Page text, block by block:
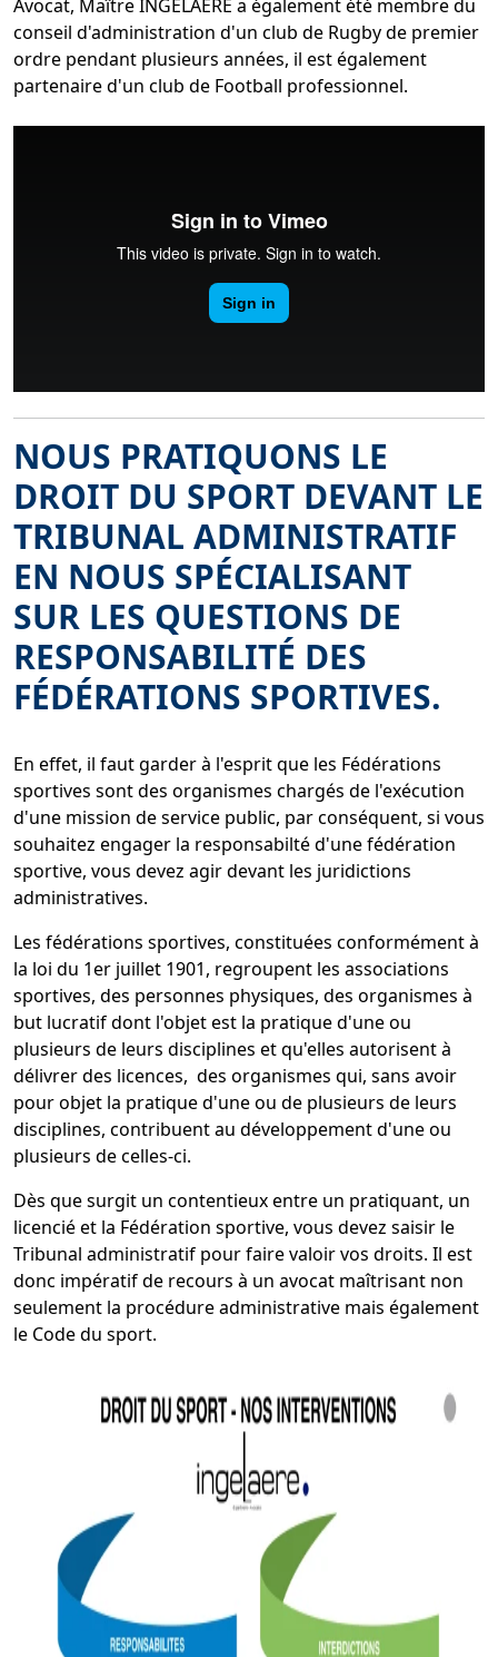
Avocat, Maître INGELAERE a également été membre du
conseil d'administration d'un club de Rugby de premier
ordre pendant plusieurs années, il est également
partenaire d'un club de Football professionnel.
NOUS PRATIQUONS LE
DROIT DU SPORT DEVANT LE
TRIBUNAL ADMINISTRATIF
EN NOUS SPÉCIALISANT
SUR LES QUESTIONS DE
RESPONSABILITÉ DES
FÉDÉRATIONS SPORTIVES.
En effet, il faut garder à l'esprit que les Fédérations
sportives sont des organismes chargés de l'exécution
d'une mission de service public, par conséquent, si vous
souhaitez engager la responsabilté d'une fédération
sportive, vous devez agir devant les juridictions
administratives.
Les fédérations sportives, constituées conformément à
la loi du 1er juillet 1901, regroupent les associations
sportives, des personnes physiques, des organismes à
but lucratif dont l'objet est la pratique d'une ou
plusieurs de leurs disciplines et qu'elles autorisent à
délivrer des licences, des organismes qui, sans avoir
pour objet la pratique d'une ou de plusieurs de leurs
disciplines, contribuent au développement d'une ou
plusieurs de celles-ci.
Dès que surgit un contentieux entre un pratiquant, un
licencié et la Fédération sportive, vous devez saisir le
Tribunal administratif pour faire valoir vos droits. Il est
donc impératif de recours à un avocat maîtrisant non
seulement la procédure administrative mais également
le Code du sport.